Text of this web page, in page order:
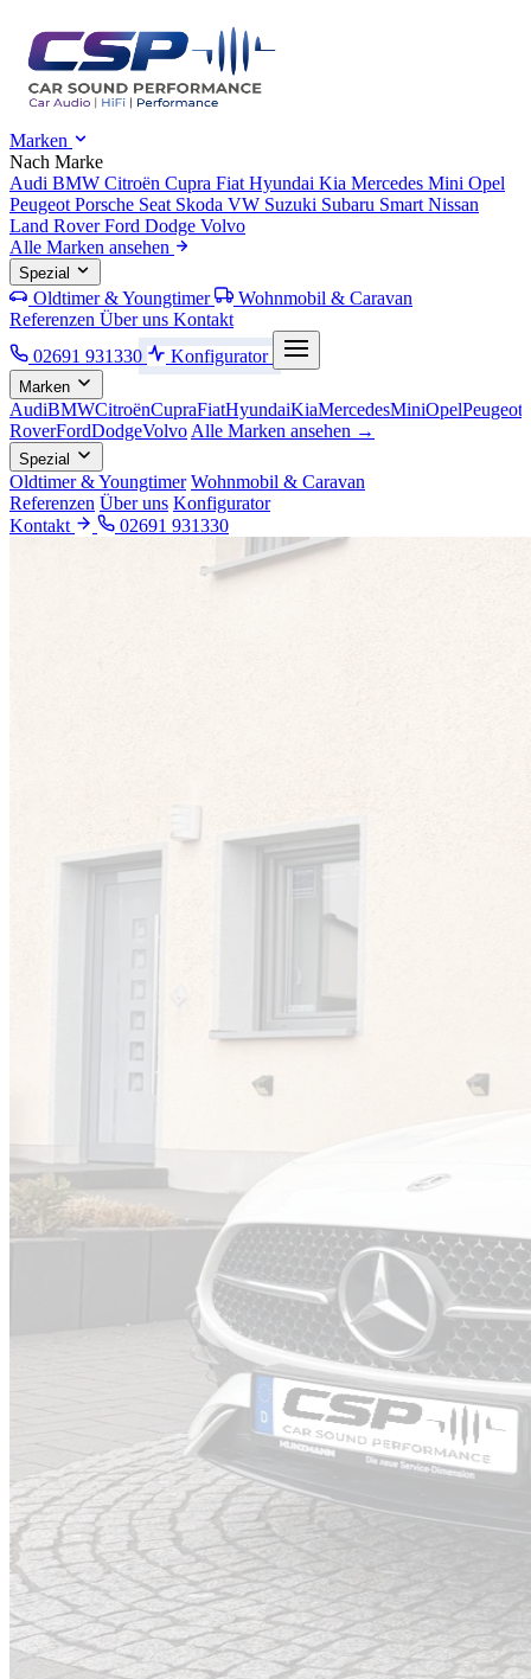
Marken
Nach Marke
Audi BMW Citroën Cupra Fiat Hyundai Kia Mercedes Mini Opel
Peugeot Porsche Seat Skoda VW Suzuki Subaru Smart Nissan
Land RoverFord Dodge Volvo
Alle Marken ansehen
Spezial
Oldtimer & Youngtimer
Wohnmobil & Caravan
Referenzen Über uns Kontakt
02691 931330
Konfigurator
Marken
AudiBMWCitroënCupraFiatHyundaiKiaMercedesMiniOpelPeugeot
RoverFordDodgeVolvo Alle Marken ansehen →
Spezial
Oldtimer & Youngtimer Wohnmobil & Caravan
Referenzen Über uns Konfigurator
Kontakt
02691 931330